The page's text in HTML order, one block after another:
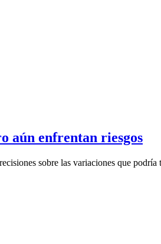
aún enfrentan riesgos
sobre las variaciones que podría